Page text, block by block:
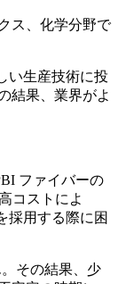
ス、化学分野で
い生産技術に投
結果、業界がよ
ファイバーの
コストによ
採用する際に困
その結果、少